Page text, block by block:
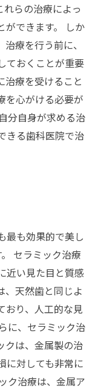
らの治療によっ
ができます。 しか
療を行う前に、
ておくことが重要
治療を受けること
を心がける必要が
分自身が求める治
きる歯科医院で治
最も効果的で美し
セラミック治療
近い見た目と質感
、天然歯と同じよ
おり、人工的な見
に、セラミック治
クは、金属製の治
に対しても非常に
ク治療は、金属ア